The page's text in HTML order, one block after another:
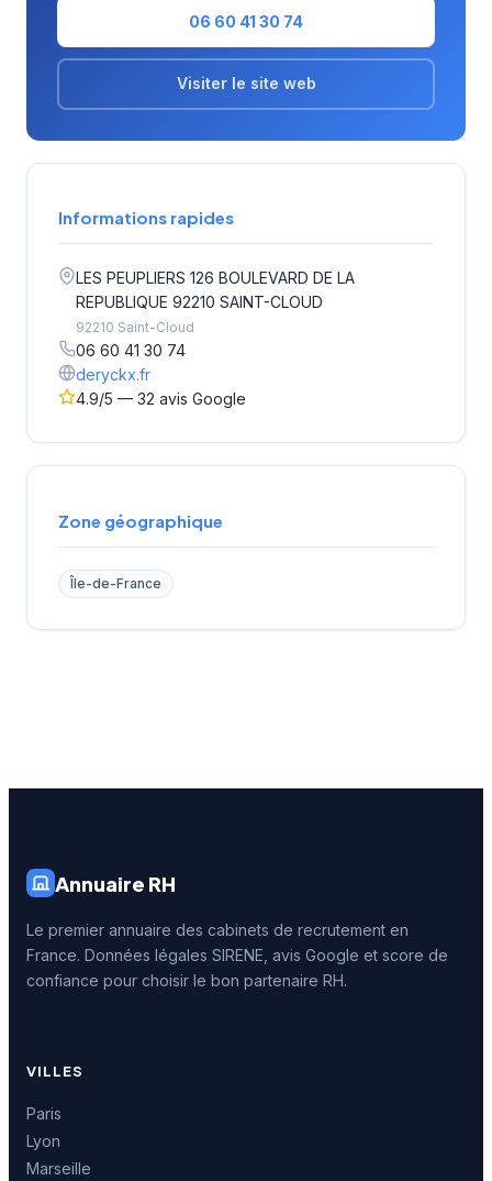
06 60 41 30 74
Visiter le site web
Informations rapides
LES PEUPLIERS 126 BOULEVARD DE LA
REPUBLIQUE 92210 SAINT-CLOUD
92210 Saint-Cloud
06 60 41 30 74
deryckx.fr
4.9/5 — 32 avis Google
Zone géographique
Île-de-France
Annuaire RH
Le premier annuaire des cabinets de recrutement en
France. Données légales SIRENE, avis Google et score de
confiance pour choisir le bon partenaire RH.
VILLES
Paris
Lyon
Marseille